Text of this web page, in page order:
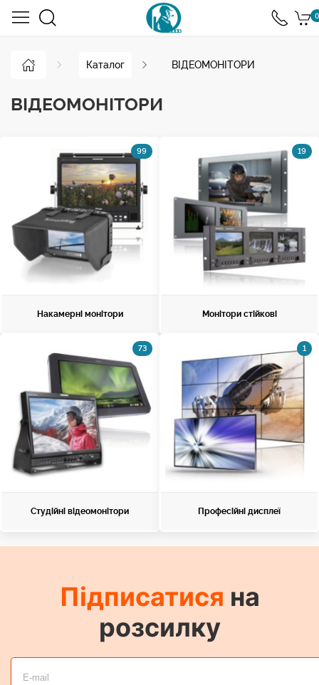
0
Каталог ВІДЕОМОНІТОРИ
ВІДЕОМОНІТОРИ
99
Накамерні монітори
19
Монітори стійкові
73
Студійні відеомонітори
1
Професійні дисплеї
Підписатися на
розсилку